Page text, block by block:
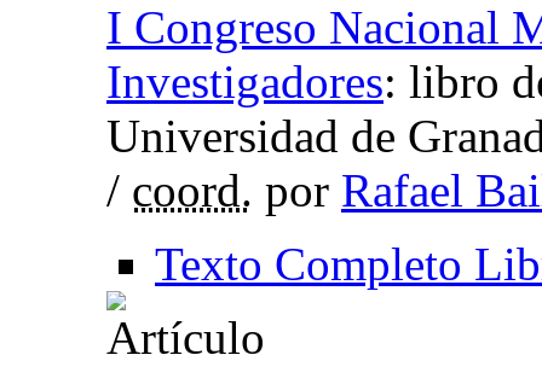
I Congreso Nacional
Investigadores: libro
Universidad de
/ coord. por Rafael
Texto Completo